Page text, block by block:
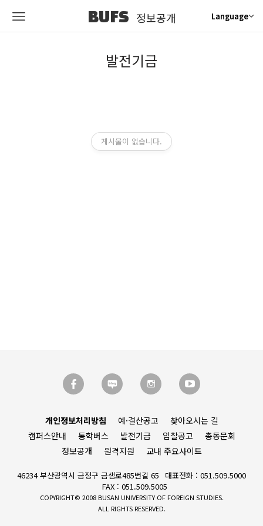
BUFS 정보공개 Language
발전기금
개인정보처리방침 예·결산공고
찾아오시는 길
캠퍼스안내
통학버스 발전기금 입찰공고
총동문회
정보공개
원격지원 교내 주요사이트
46234 부산광역시 금정구 금샘로485번길 65
대표전화 : 051.509.5000
FAX : 051.509.5005
COPYRIGHT© 2008 BUSAN UNIVERSITY OF FOREIGN STUDIES.
ALL RIGHTS RESERVED.